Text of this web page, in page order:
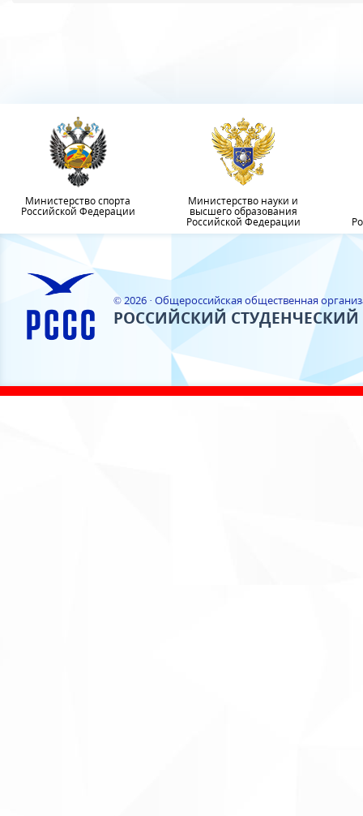
Министерство спорта
Российской Федерации
Министерство науки и
высшего образования
Российской Федерации
© 2026 · Общероссийская общественная
РОССИЙСКИЙ